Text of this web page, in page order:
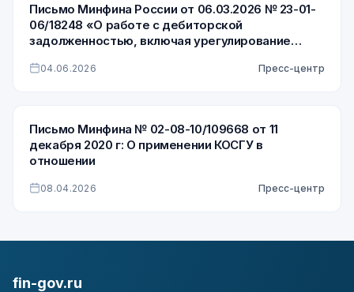
Письмо Минфина России от 06.03.2026 № 23-01-
06/18248 «О работе с дебиторской
задолженностью, включая урегулирование
доходам»
04.06.2026 Пресс-центр
Письмо Минфина № 02-08-10/109668 от 11
декабря 2020 г: О применении КОСГУ в
отношении
08.04.2026 Пресс-центр
fin-gov.ru